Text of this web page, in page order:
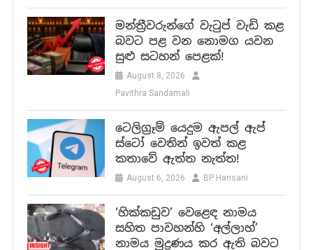
මන්ත්‍රීවරුන්ගේ වැටුප් වැඩි කළ
බවට පළ වන නොමග යවන
සුළු සටහන් පෙළක්!
August 8, 2026
Pavithra Sandamali
ටෙලිග්‍රෑම් යෙදුම ඇපල් ඇප්
ස්ටෝ වෙතින් ඉවත් කළ
කතාවේ ඇත්ත නැත්ත!
August 6, 2026 BP Hansani
‘හික්කඩුව’ වෙළෙඳ නාමය
සහිත පාවහන්හි ‘අල්ලාහ්’
නාමය මුද්‍රණය කර ඇති බවට